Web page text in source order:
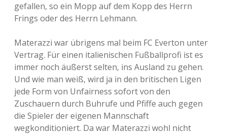
gefallen, so ein Mopp auf dem Kopp des Herrn
Frings oder des Herrn Lehmann.
Materazzi war übrigens mal beim FC Everton unter
Vertrag. Für einen italienischen Fußballprofi ist es
immer noch äußerst selten, ins Ausland zu gehen.
Und wie man weiß, wird ja in den britischen Ligen
jede Form von Unfairness sofort von den
Zuschauern durch Buhrufe und Pfiffe auch gegen
die Spieler der eigenen Mannschaft
wegkonditioniert. Da war Materazzi wohl nicht